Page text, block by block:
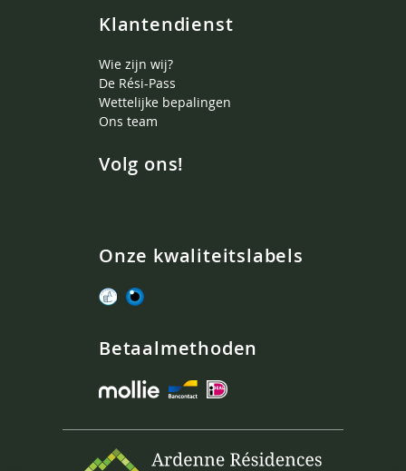
Klantendienst
Wie zijn wij?
De Rési-Pass
Wettelijke bepalingen
Ons team
Volg ons!
Onze kwaliteitslabels
Betaalmethoden